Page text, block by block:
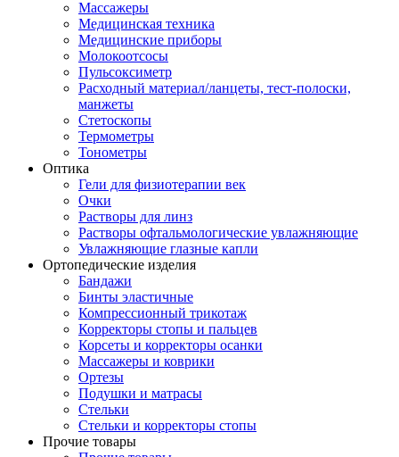
Массажеры
Медицинская техника
Медицинские приборы
Молокоотсосы
Пульсоксиметр
Расходный материал/ланцеты, тест-полоски,
манжеты
Стетоскопы
Термометры
Тонометры
Оптика
Гели для физиотерапии век
Очки
Растворы для линз
Растворы офтальмологические увлажняющие
Увлажняющие глазные капли
Ортопедические изделия
Бандажи
Бинты эластичные
Компрессионный трикотаж
Корректоры стопы и пальцев
Корсеты и корректоры осанки
Массажеры и коврики
Ортезы
Подушки и матрасы
Стельки
Стельки и корректоры стопы
Прочие товары